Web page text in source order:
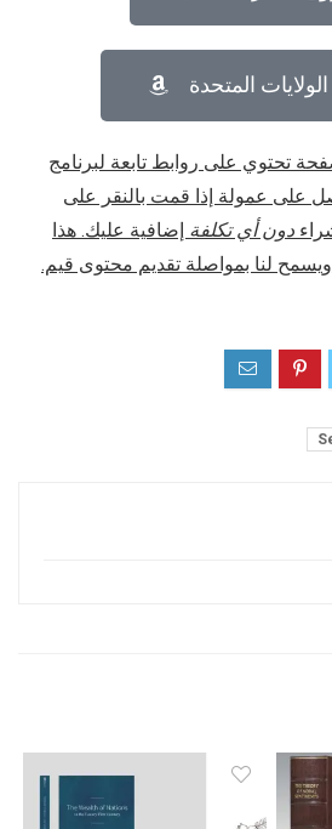
المتحدة
تحتوي على روابط تابعة لبرنامج
على عمولة إذا قمت بالنقر على
دون أي تكلفة إضافية عليك. هذا
لنا بمواصلة تقديم محتوى قيم.